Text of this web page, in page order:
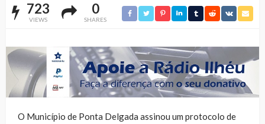
723
VIEWS
0
SHARES
O Município de Ponta Delgada assinou um protocolo de